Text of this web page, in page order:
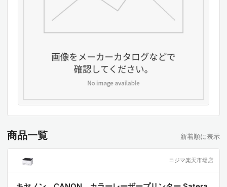
商品一覧 新着順に表示
コジマ楽天市場店